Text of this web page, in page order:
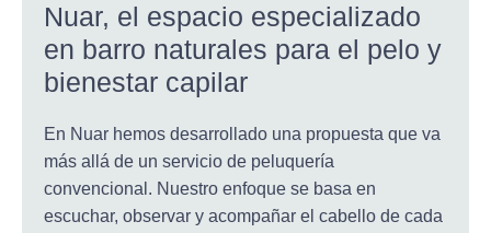
Nuar, el espacio especializado
en barro naturales para el pelo y
bienestar capilar
En Nuar hemos desarrollado una propuesta que va
más allá de un servicio de peluquería
convencional. Nuestro enfoque se basa en
escuchar, observar y acompañar el cabello de cada